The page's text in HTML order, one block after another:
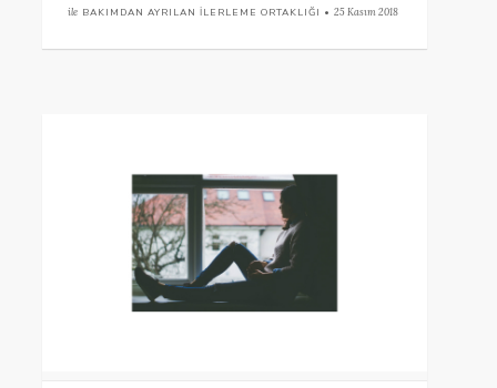
ile BAKIMDAN AYRILAN İLERLEME ORTAKLIĞI • 25 Kasım 2018